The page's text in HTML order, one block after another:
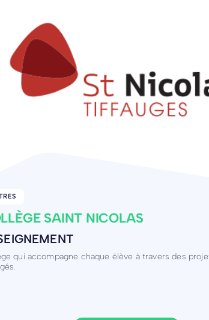
/ CONSTRUCTION
ET POSE
ARMÉ POUR LE POMPAGE ET
DES EAUX USÉES